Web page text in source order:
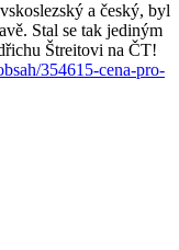
a český, byl
Stal se tak jediným
Štreitovi na ČT!
354615-cena-pro-